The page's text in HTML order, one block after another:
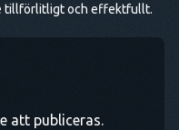
tillförlitligt och effektfullt.
att publiceras.